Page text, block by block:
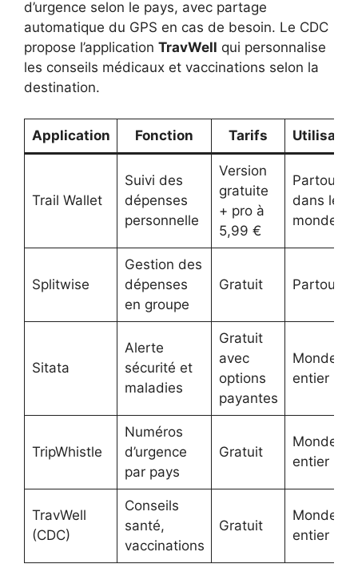
d’urgence selon le pays, avec partage
automatique du GPS en cas de besoin. Le CDC
propose l’application TravWell qui personnalise
les conseils médicaux et vaccinations selon la
destination.
Application Fonction Tarifs
Trail Wallet
Suivi des
dépenses
personnelle
Version
gratuite
+ pro à
5,99 €
Partout
dans le
monde
Splitwise
Gestion des
dépenses
en groupe
Gratuit Partout
Sitata
Alerte
sécurité et
maladies
Gratuit
avec
options
payantes
Monde
entier
TripWhistle
Numéros
d’urgence
par pays
Gratuit
Monde
entier
TravWell
(CDC)
Conseils
santé,
vaccinations
Gratuit
Monde
entier